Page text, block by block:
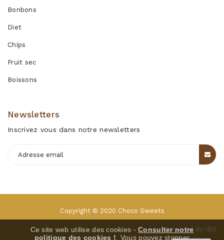
Bonbons
Diet
Chips
Fruit sec
Boissons
Newsletters
Inscrivez vous dans notre newsletters
Copyright © 2020 Choco Sweets
Powered By IBS
Ce site web utilise des cookies -Consulter notre
politique des cookies ! . Vous pouvez stopper